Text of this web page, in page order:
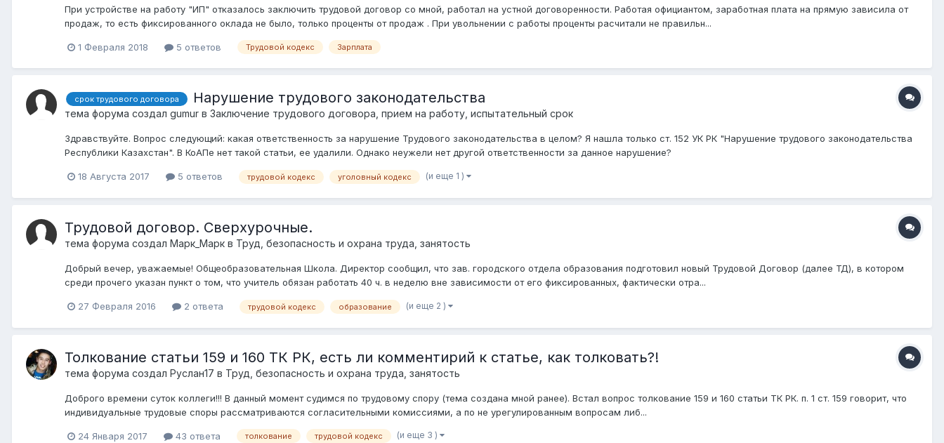
При устройстве на работу "ИП" отказалось заключить трудовой договор со мной, работал на устной договоренности. Работая официантом, заработная плата на прямую зависила от
продаж, то есть фиксированного оклада не было, только проценты от продаж . При увольнении с работы проценты расчитали не правильн...
1 Февраля 2018 5 ответов Трудовой кодекс Зарплата
срок трудового договора Нарушение трудового законодательства
тема форума создал gumur в Заключение трудового договора, прием на работу, испытательный срок
Здравствуйте. Вопрос следующий: какая ответственность за нарушение Трудового законодательства в целом? Я нашла только ст. 152 УК РК "Нарушение трудового законодательства
Республики Казахстан". В КоАПе нет такой статьи, ее удалили. Однако неужели нет другой ответственности за данное нарушение?
18 Августа 2017 5 ответов трудовой кодекс уголовный кодекс (и еще 1 )
Трудовой договор. Сверхурочные.
тема форума создал Марк_Марк в Труд, безопасность и охрана труда, занятость
Добрый вечер, уважаемые! Общеобразовательная Школа. Директор сообщил, что зав. городского отдела образования подготовил новый Трудовой Договор (далее ТД), в котором
среди прочего указан пункт о том, что учитель обязан работать 40 ч. в неделю вне зависимости от его фиксированных, фактически отра...
27 Февраля 2016 2 ответа трудовой кодекс образование (и еще 2 )
Толкование статьи 159 и 160 ТК РК, есть ли комментирий к статье, как толковать?!
тема форума создал Руслан17 в Труд, безопасность и охрана труда, занятость
Доброго времени суток коллеги!!! В данный момент судимся по трудовому спору (тема создана мной ранее). Встал вопрос толкование 159 и 160 статьи ТК РК. п. 1 ст. 159 говорит, что
индивидуальные трудовые споры рассматриваются согласительными комиссиями, а по не урегулированным вопросам либ...
24 Января 2017 43 ответа толкование трудовой кодекс (и еще 3 )